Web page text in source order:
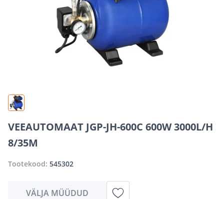
VEEAUTOMAAT JGP-JH-600C 600W 3000L/H
8/35M
Tootekood: 545302
VÄLJA MÜÜDUD